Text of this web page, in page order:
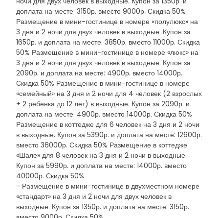
доплата на месте: 3150р. вместо 9000р. Скидка 50%
Размещение в мини-гостинице в номере «полулюкс» на
3 дня и 2 ночи для двух человек в выходные. Купон за
1650р. и доплата на месте: 3850р. вместо 11000р. Скидка
50% Размещение в мини-гостинице в номере «люкс» на
3 дня и 2 ночи для двух человек в выходные. Купон за
2090р. и доплата на месте: 4900р. вместо 14000р.
Скидка 50% Размещение в мини-гостинице в номере
«семейный» на 3 дня и 2 ночи для 4 человек (2 взрослых
+ 2 ребенка до 12 лет) в выходные. Купон за 2090р. и
доплата на месте: 4900р. вместо 14000р. Скидка 50%
Размещение в коттедже для 6 человек на 3 дня и 2 ночи
в выходные. Купон за 5390р. и доплата на месте: 12600р.
вместо 36000р. Скидка 50% Размещение в коттедже
«Шале» для 8 человек на 3 дня и 2 ночи в выходные.
Купон за 5990р. и доплата на месте: 14000р. вместо
40000р. Скидка 50%
- Размещение в мини-гостинице в двухместном номере
«стандарт» на 3 дня и 2 ночи для двух человек в
выходные. Купон за 1350р. и доплата на месте: 3150р.